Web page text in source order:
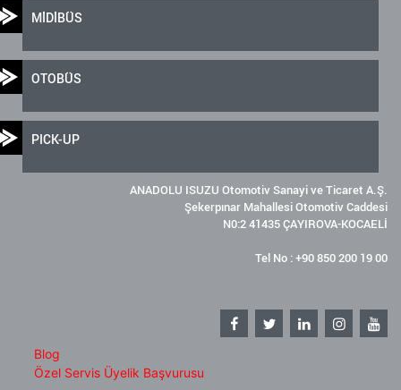
MİDİBÜS
OTOBÜS
PICK-UP
ANADOLU ISUZU Otomotiv Sanayi ve Ticaret A.Ş.
Şekerpınar Mahallesi Otomotiv Caddesi
N0:2 41435 ÇAYIROVA-KOCAELİ
Tel No : +90 850 200 19 00
Blog
Özel Servis Üyelik Başvurusu